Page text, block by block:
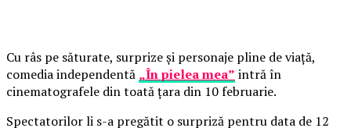
Cu râs pe săturate, surprize și personaje pline de viață,
comedia independentă „În pielea mea” intră în
cinematografele din toată țara din 10 februarie.
Spectatorilor li s-a pregătit o surpriză pentru data de 12